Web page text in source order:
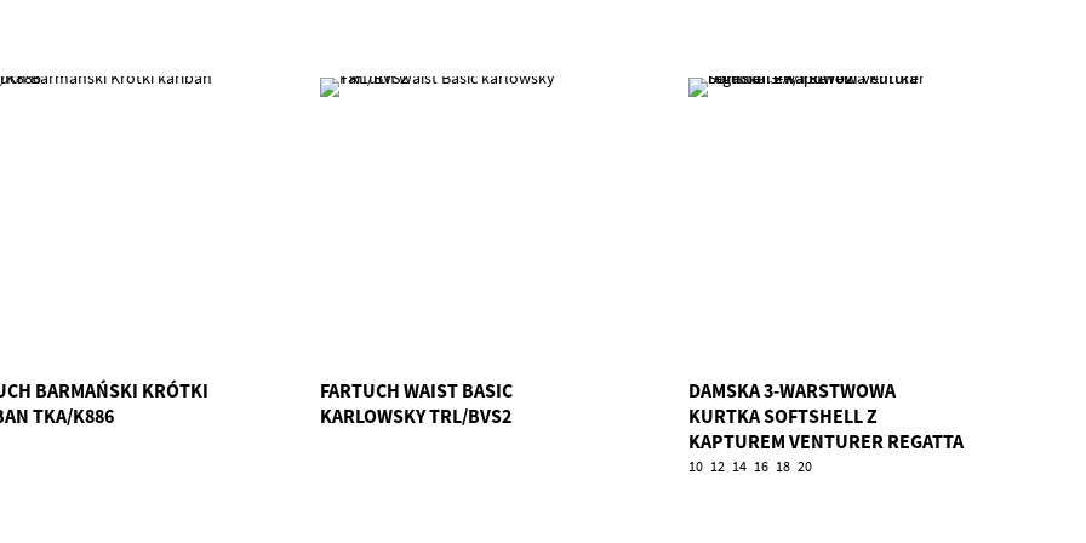
BARMAŃSKI KRÓTKI
TKA/K886
FARTUCH WAIST BASIC
KARLOWSKY TRL/BVS2
DAMSKA 3-WARSTWOWA
KURTKA SOFTSHELL Z
KAPTUREM VENTURER REGATTA
TRA/TRA702
10 12 14 16 18 20